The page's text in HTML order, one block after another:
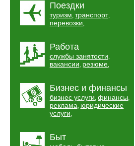
Поездки
туризм, транспорт,
перевозки,
Работа
службы занятости,
вакансии, резюме,
Бизнес и финансы
бизнес услуги, финансы,
реклама, юридические
услуги,
Быт